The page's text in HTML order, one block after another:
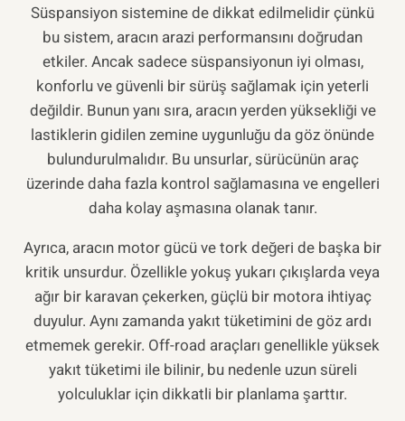
Süspansiyon sistemine de dikkat edilmelidir çünkü
bu sistem, aracın arazi performansını doğrudan
etkiler. Ancak sadece süspansiyonun iyi olması,
konforlu ve güvenli bir sürüş sağlamak için yeterli
değildir. Bunun yanı sıra, aracın yerden yüksekliği ve
lastiklerin gidilen zemine uygunluğu da göz önünde
bulundurulmalıdır. Bu unsurlar, sürücünün araç
üzerinde daha fazla kontrol sağlamasına ve engelleri
daha kolay aşmasına olanak tanır.
Ayrıca, aracın motor gücü ve tork değeri de başka bir
kritik unsurdur. Özellikle yokuş yukarı çıkışlarda veya
ağır bir karavan çekerken, güçlü bir motora ihtiyaç
duyulur. Aynı zamanda yakıt tüketimini de göz ardı
etmemek gerekir. Off-road araçları genellikle yüksek
yakıt tüketimi ile bilinir, bu nedenle uzun süreli
yolculuklar için dikkatli bir planlama şarttır.